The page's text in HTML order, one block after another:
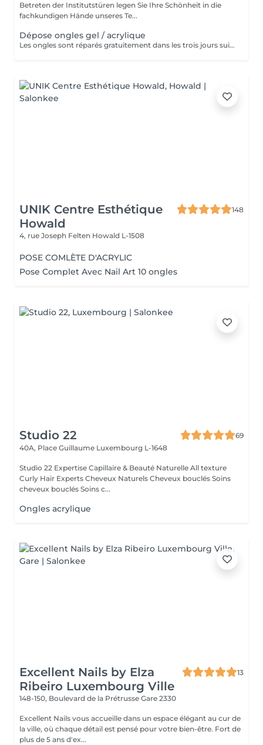
Betreten der Institutstüren legen Sie Ihre Schönheit in die
fachkundigen Hände unseres Te...
Dépose ongles gel / acrylique
Les ongles sont réparés gratuitement dans les trois jours suivant le service ! A partir du quatrième jour la prestation est payante.
UNIK Centre Esthétique
Howald
148
4, rue Joseph Felten Howald L-1508
POSE COMLÈTE D'ACRYLIC
Pose Complet Avec Nail Art 10 ongles
Studio 22
69
40A, Place Guillaume Luxembourg L-1648
Studio 22 Expertise Capillaire & Beauté Naturelle All texture
Curly Hair Experts Cheveux Naturels Cheveux bouclés Soins
cheveux bouclés Soins c...
Ongles acrylique
Excellent Nails by Elza
Ribeiro Luxembourg Ville
13
148-150, Boulevard de la Prétrusse Gare 2330
Excellent Nails vous accueille dans un espace élégant au cur de
la ville, où chaque détail est pensé pour votre bien-être. Fort de
plus de 5 ans d'ex...